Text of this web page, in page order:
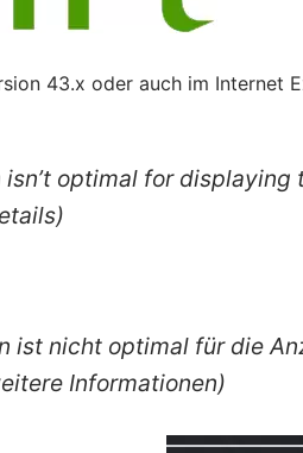
43.x oder auch im Internet
isn’t optimal for
ist nicht optimal für die
Informationen)